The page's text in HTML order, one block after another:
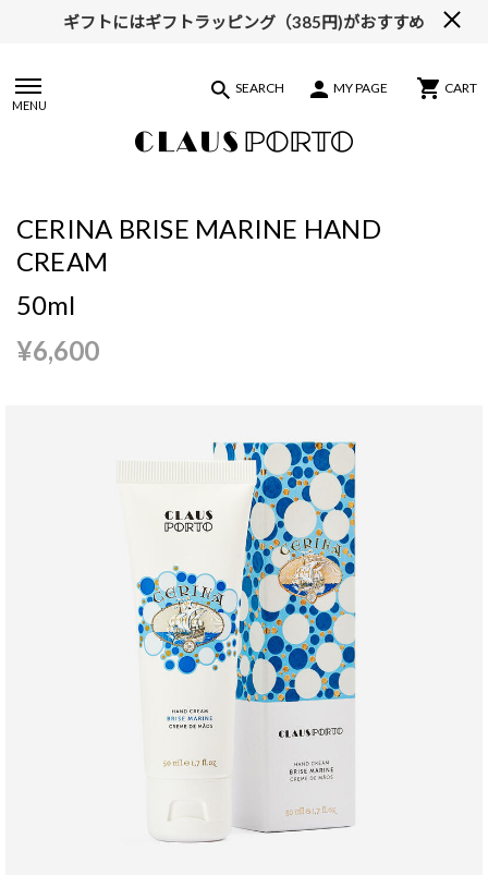
ギフトにはギフトラッピング（385円)がおすすめ
MENU
SEARCH MY PAGE CART
CERINA BRISE MARINE HAND
CREAM
50ml
¥6,600